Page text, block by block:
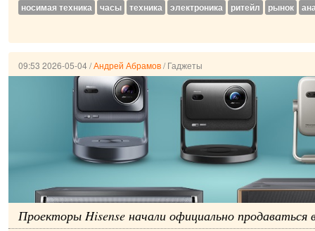
носимая техника часы техника электроника ритейл рынок
09:53 2026-05-04/Андрей Абрамов/Гаджеты
Проекторы Hisense начали официально продаваться